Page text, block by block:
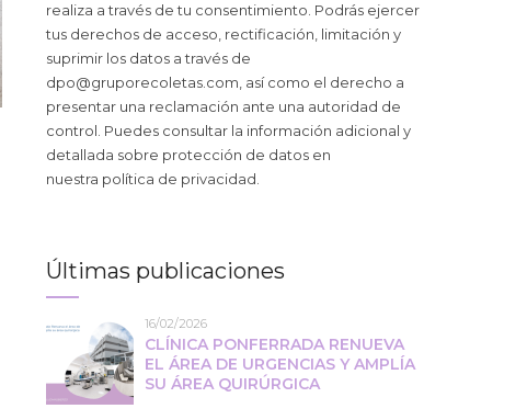
realiza a través de tu consentimiento. Podrás ejercer
tus derechos de acceso, rectificación, limitación y
suprimir los datos a través de
dpo@gruporecoletas.com , así como el derecho a
presentar una reclamación ante una autoridad de
control. Puedes consultar la información adicional y
detallada sobre protección de datos en
nuestra política de privacidad
Últimas publicaciones
16/02/2026
CLÍNICA PONFERRADA RENUEVA
EL ÁREA DE URGENCIAS Y AMPLÍA
SU ÁREA QUIRÚRGICA